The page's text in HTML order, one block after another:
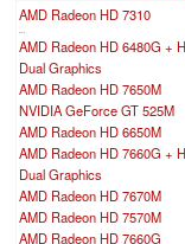
AMD Radeon HD 7310
...
AMD Radeon HD 6480G +
Dual Graphics
AMD Radeon HD 7650M
NVIDIA GeForce GT 525M
AMD Radeon HD 6650M
AMD Radeon HD 7660G +
Dual Graphics
AMD Radeon HD 7670M
AMD Radeon HD 7570M
AMD Radeon HD 7660G